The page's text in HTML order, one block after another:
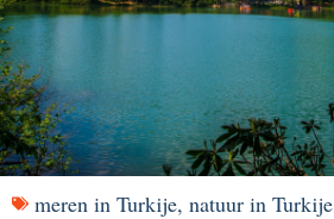
meren in Turkije, natuur in Turkije